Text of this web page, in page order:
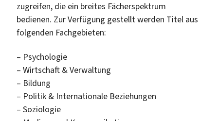
zugreifen, die ein breites Fächerspektrum
bedienen. Zur Verfügung gestellt werden Titel aus
folgenden Fachgebieten:
– Psychologie
– Wirtschaft & Verwaltung
– Bildung
– Politik & Internationale Beziehungen
– Soziologie